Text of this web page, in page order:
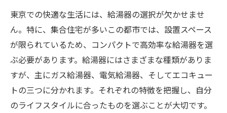
デル
給湯器を選ぶ際の失敗しないためのポイント
あなたにぴったりの給湯器が見つかる方法
東京での快適な生活には、給湯器の選択が欠かせませ
ん。特に、集合住宅が多いこの都市では、設置スペース
が限られているため、コンパクトで高効率な給湯器を選
ぶ必要があります。給湯器にはさまざまな種類がありま
すが、主にガス給湯器、電気給湯器、そしてエコキュー
トの三つに分かれます。それぞれの特徴を把握し、自分
のライフスタイルに合ったものを選ぶことが大切です。